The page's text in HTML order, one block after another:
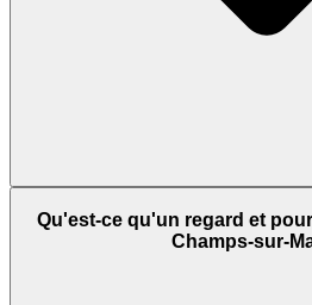
Qu'est-ce qu'un regard et
Champs-sur-